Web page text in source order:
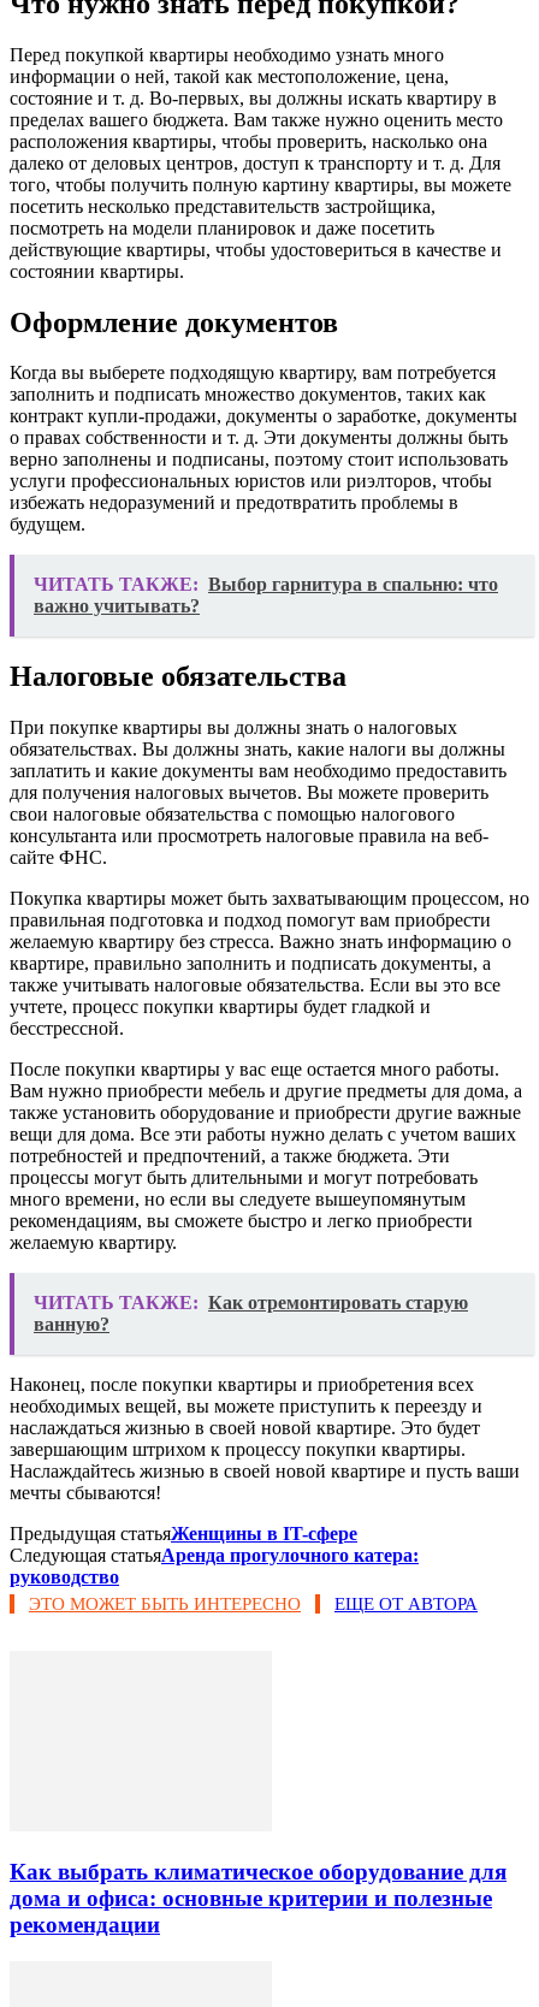
Перед покупкой квартиры необходимо узнать много
информации о ней, такой как местоположение, цена,
состояние и т. д. Во-первых, вы должны искать квартиру в
пределах вашего бюджета. Вам также нужно оценить место
расположения квартиры, чтобы проверить, насколько она
далеко от деловых центров, доступ к транспорту и т. д. Для
того, чтобы получить полную картину квартиры, вы можете
посетить несколько представительств застройщика,
посмотреть на модели планировок и даже посетить
действующие квартиры, чтобы удостовериться в качестве и
состоянии квартиры.
Оформление документов
Когда вы выберете подходящую квартиру, вам потребуется
заполнить и подписать множество документов, таких как
контракт купли-продажи, документы о заработке, документы
о правах собственности и т. д. Эти документы должны быть
верно заполнены и подписаны, поэтому стоит использовать
услуги профессиональных юристов или риэлторов, чтобы
избежать недоразумений и предотвратить проблемы в
будущем.
ЧИТАТЬ ТАКЖЕ: Выбор гарнитура в спальню: что
важно учитывать?
Налоговые обязательства
При покупке квартиры вы должны знать о налоговых
обязательствах. Вы должны знать, какие налоги вы должны
заплатить и какие документы вам необходимо предоставить
для получения налоговых вычетов. Вы можете проверить
свои налоговые обязательства с помощью налогового
консультанта или просмотреть налоговые правила на веб-
сайте ФНС.
Покупка квартиры может быть захватывающим процессом, но
правильная подготовка и подход помогут вам приобрести
желаемую квартиру без стресса. Важно знать информацию о
квартире, правильно заполнить и подписать документы, а
также учитывать налоговые обязательства. Если вы это все
учтете, процесс покупки квартиры будет гладкой и
бесстрессной.
После покупки квартиры у вас еще остается много работы.
Вам нужно приобрести мебель и другие предметы для дома, а
также установить оборудование и приобрести другие важные
вещи для дома. Все эти работы нужно делать с учетом ваших
потребностей и предпочтений, а также бюджета. Эти
процессы могут быть длительными и могут потребовать
много времени, но если вы следуете вышеупомянутым
рекомендациям, вы сможете быстро и легко приобрести
желаемую квартиру.
ЧИТАТЬ ТАКЖЕ: Как отремонтировать старую
ванную?
Наконец, после покупки квартиры и приобретения всех
необходимых вещей, вы можете приступить к переезду и
наслаждаться жизнью в своей новой квартире. Это будет
завершающим штрихом к процессу покупки квартиры.
Наслаждайтесь жизнью в своей новой квартире и пусть ваши
мечты сбываются!
Предыдущая статьяЖенщины в IT-сфере
Следующая статьяАренда прогулочного катера:
руководство
ЭТО МОЖЕТ БЫТЬ ИНТЕРЕСНО ЕЩЕ ОТ АВТОРА
Как выбрать климатическое оборудование для
дома и офиса: основные критерии и полезные
рекомендации